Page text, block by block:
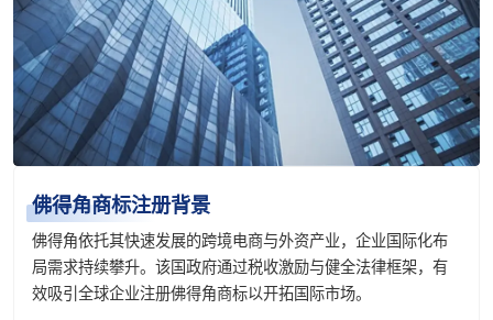
佛得角商标注册背景
佛得角依托其快速发展的跨境电商与外资产业，企业国际化布
局需求持续攀升。该国政府通过税收激励与健全法律框架，有
效吸引全球企业注册佛得角商标以开拓国际市场。